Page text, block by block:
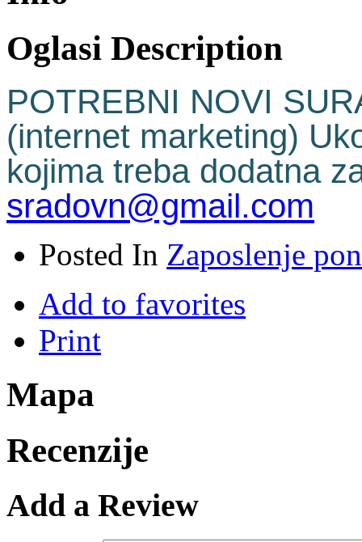
Oglasi Description
POTREBNI NOVI
(internet marketing)
kojima treba dodatna
sradovn@gmail.com
Posted In Zaposlenje
Add to favorites
Print
Mapa
Recenzije
Add a Review